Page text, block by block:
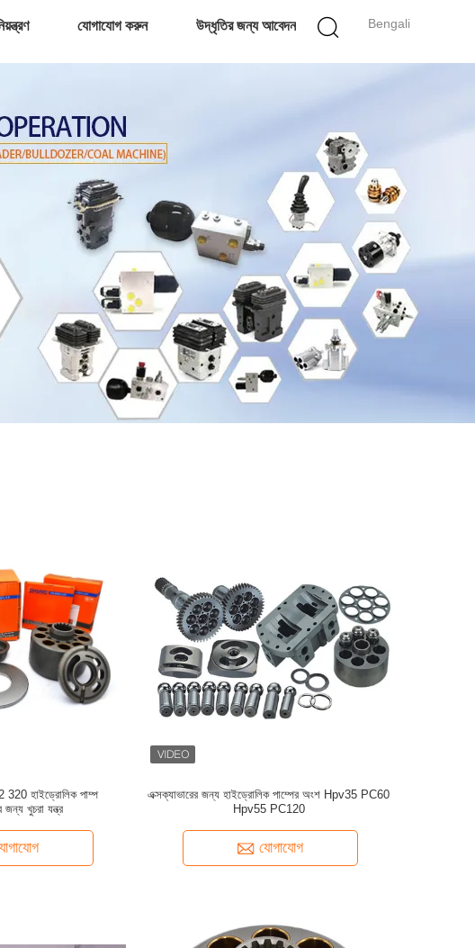
Bengali
যোগাযোগ করুন উদ্ধৃতির জন্য আবেদন
হাইড্রোলিক পাম্প
জন্য খুচরা যন্ত্র
এক্সক্যাভারের জন্য হাইড্রোলিক পাম্পের অংশ Hpv35 PC60
Hpv55 PC120
যোগাযোগ